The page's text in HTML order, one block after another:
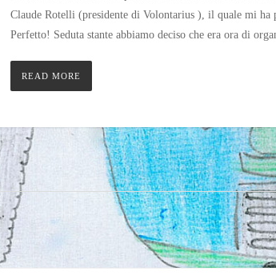
Claude Rotelli (presidente di Volontarius ), il quale mi
Perfetto! Seduta stante abbiamo deciso che era ora di
READ MORE